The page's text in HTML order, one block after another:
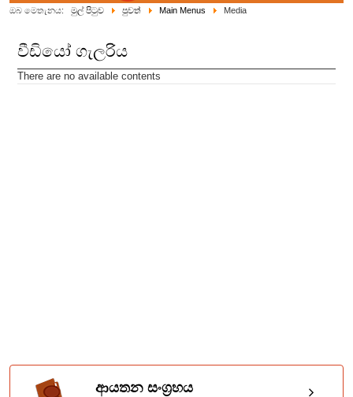
ඔබ මෙතැනය: මුල් පිටුව පුවත් Main Menus Media
වීඩියෝ ගැලරිය
There are no available contents
ආයතන සංග්‍රහය